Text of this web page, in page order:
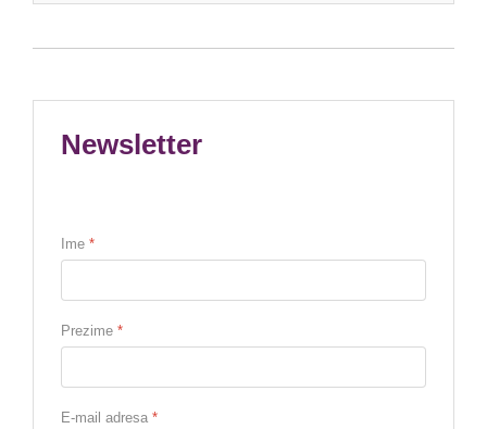
Newsletter
Ime *
Prezime *
E-mail adresa *